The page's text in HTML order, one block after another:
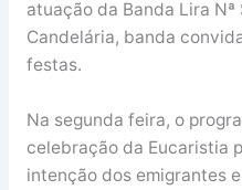
atuação da Banda Lira Nª
Candelária, banda
festas.
Na segunda feira, o
celebração da Eucaristia
intenção dos emigrantes